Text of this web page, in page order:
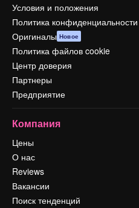
Условия и положения
Политика конфиденциальности
Оригиналы Новое
Политика файлов cookie
Центр доверия
Партнеры
Предприятие
Компания
Цены
О нас
Reviews
Вакансии
Поиск тенденций